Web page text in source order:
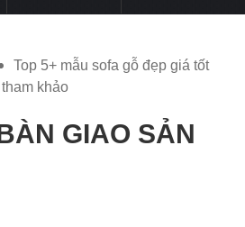
Top 5+ mẫu sofa gỗ đẹp giá tốt
khảo
GIAO SẢN